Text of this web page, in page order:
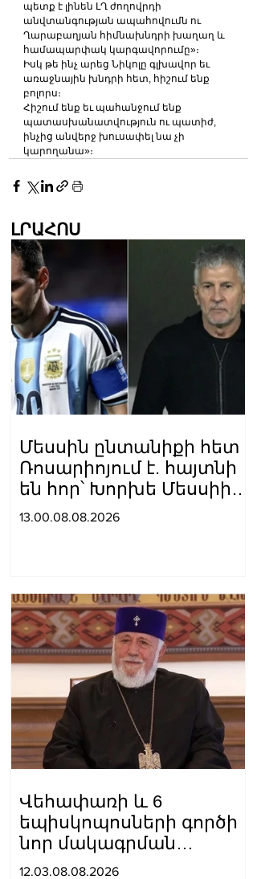
պետք է լինեն ԼՂ ժողովրդի
անվտանգության ապահովումն ու
Ղարաբաղյան հիմնախնդրի խաղաղ և
համապարփակ կարգավորումը»։
Իսկ թե ինչ արեց Նիկոլը գլխավոր եւ
առաջնային խնդրի հետ, հիշում ենք
բոլորս։
Հիշում ենք եւ պահանջում ենք
պատասխանատվություն ու պատիժ,
ինչից անվերջ խուսափել նա չի
կարողանա»։
ԼՐԱՀՈՍ
Մեսսին ընտանիքի հետ
Ռոսարիոյում է. հայտնի
են հոր՝ Խորխե Մեսսիի
հուղարկավnրnւթյան
13.00.08.08.2026
Վեհափառի և 6
եպիսկոպոսների գործի
նոր մակագրման
ընտրությունը 2
12.03.08.08.2026